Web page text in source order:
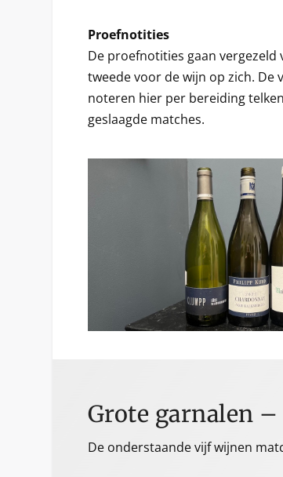
Proefnotities
De proefnotities gaan
tweede voor de wijn op zich.
noteren hier per bereiding
geslaagde matches.
Grote garnalen
De onderstaande vijf wijnen